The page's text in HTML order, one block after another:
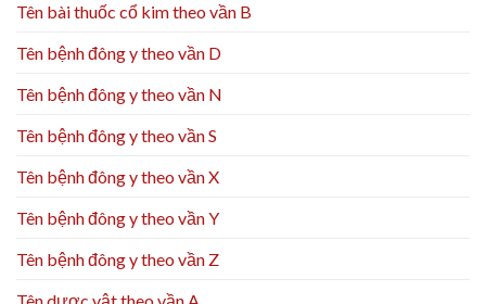
Tên bài thuốc cổ kim theo vần B
Tên bệnh đông y theo vần D
Tên bệnh đông y theo vần N
Tên bệnh đông y theo vần S
Tên bệnh đông y theo vần X
Tên bệnh đông y theo vần Y
Tên bệnh đông y theo vần Z